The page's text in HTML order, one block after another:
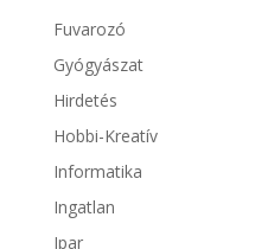
Fuvarozó
Gyógyászat
Hirdetés
Hobbi-Kreatív
Informatika
Ingatlan
Ipar